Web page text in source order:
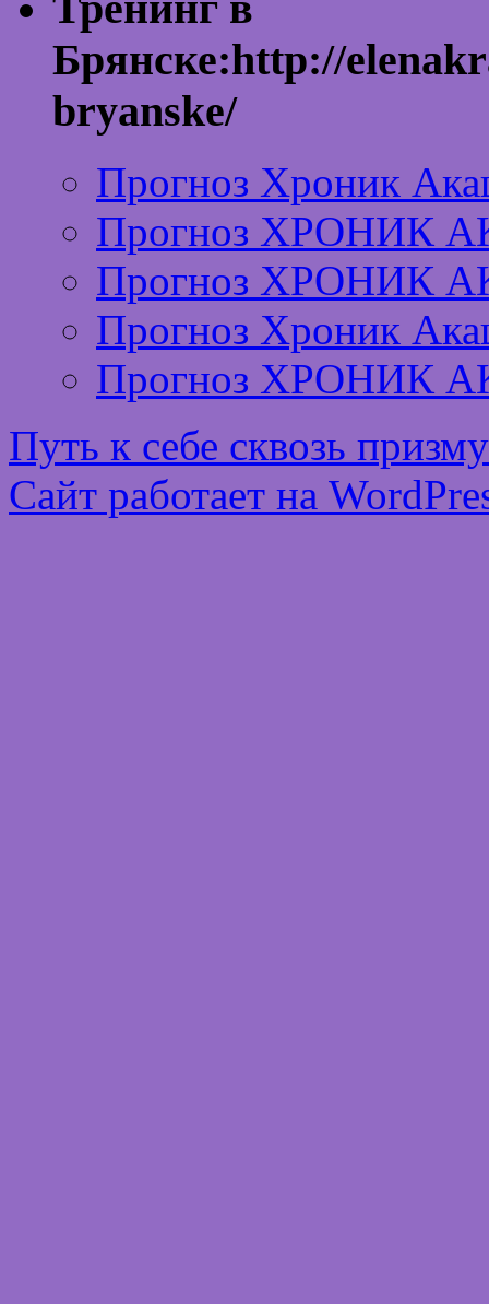
Брянске:http://
bryanske/
Прогноз Хроник
Прогноз ХРОНИК
Прогноз ХРОНИК
Прогноз Хроник
Прогноз ХРОНИК
Путь к себе сквозь
Сайт работает на